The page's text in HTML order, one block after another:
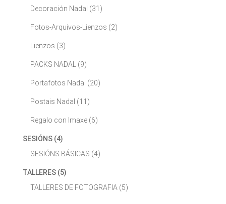
Decoración Nadal (31)
Fotos-Arquivos-Lienzos (2)
Lienzos (3)
PACKS NADAL (9)
Portafotos Nadal (20)
Postais Nadal (11)
Regalo con Imaxe (6)
SESIÓNS (4)
SESIÓNS BÁSICAS (4)
TALLERES (5)
TALLERES DE FOTOGRAFIA (5)